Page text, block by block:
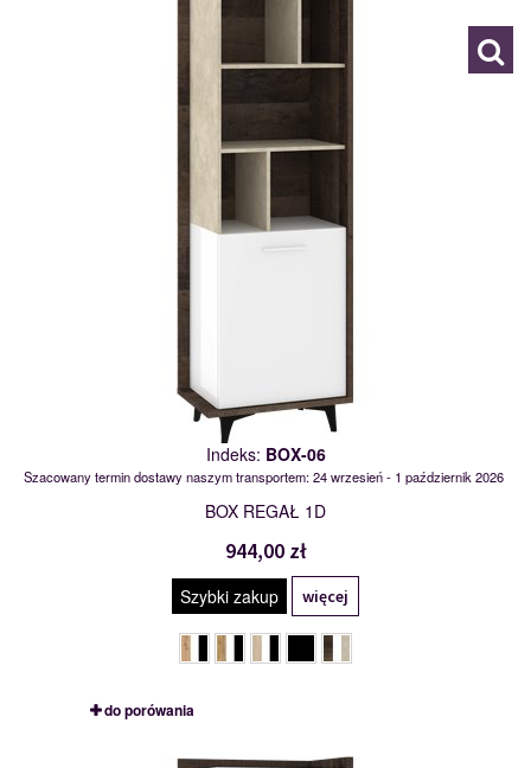
Indeks: BOX-06
Szacowany termin dostawy naszym transportem: 24 wrzesień - 1 październik 2026
BOX REGAŁ 1D
944,00 zł
Szybki zakup więcej
do porówania